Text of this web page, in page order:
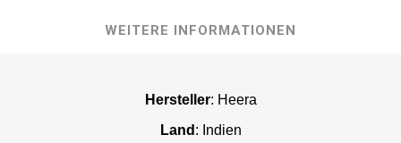
WEITERE INFORMATIONEN
Hersteller: Heera
Land : Indien